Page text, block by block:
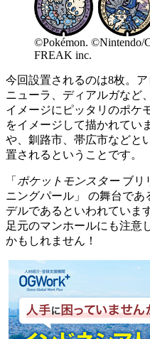
©Pokémon. ©Nintendo/
FREAK inc.
今回設置されるのは8枚。
ニューラ、ディアルガなど
イメージにピッタリのポケ
をイメージして描かれてい
や、釧路市、帯広市などと
置されるということです。
「 ポケットモンスターブリ
ニングパール」 の舞台で
デルであるといわれていま
足元のマンホールにも注意
かもしれません！